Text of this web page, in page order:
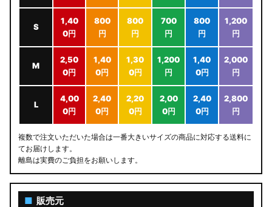
S
1,40
0円
800
円
800
円
700
円
800
円
1,200
円
M
2,50
0円
1,40
0円
1,30
0円
1,200
円
1,40
0円
2,000
円
L
4,00
0円
2,40
0円
2,20
0円
2,00
0円
2,40
0円
2,800
円
複数で注文いただいた場合は一番大きいサイズの商品に対応する送料に
てお届けします。
離島は実費のご負担をお願いします。
■ 販売元